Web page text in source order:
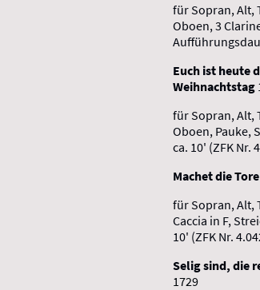
für Sopran, Alt,
Oboen, 3
Euch ist heute
Weihnachtstag
für Sopran, Alt,
Oboen, Pauke,
ca. 10' (ZFK Nr.
Machet die
für Sopran, Alt,
Caccia in F,
10' (ZFK Nr.
Selig sind, die
1729